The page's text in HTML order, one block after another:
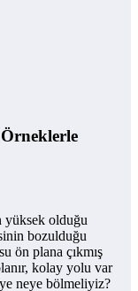
yüksek olduğu
bozulduğu
ön plana çıkmış
kolay yolu var
neye bölmeliyiz?